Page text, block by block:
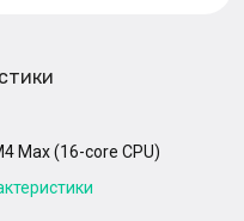
Max (16-core CPU)